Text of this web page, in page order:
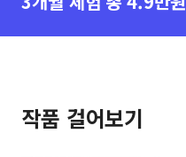
작품 걸어보기